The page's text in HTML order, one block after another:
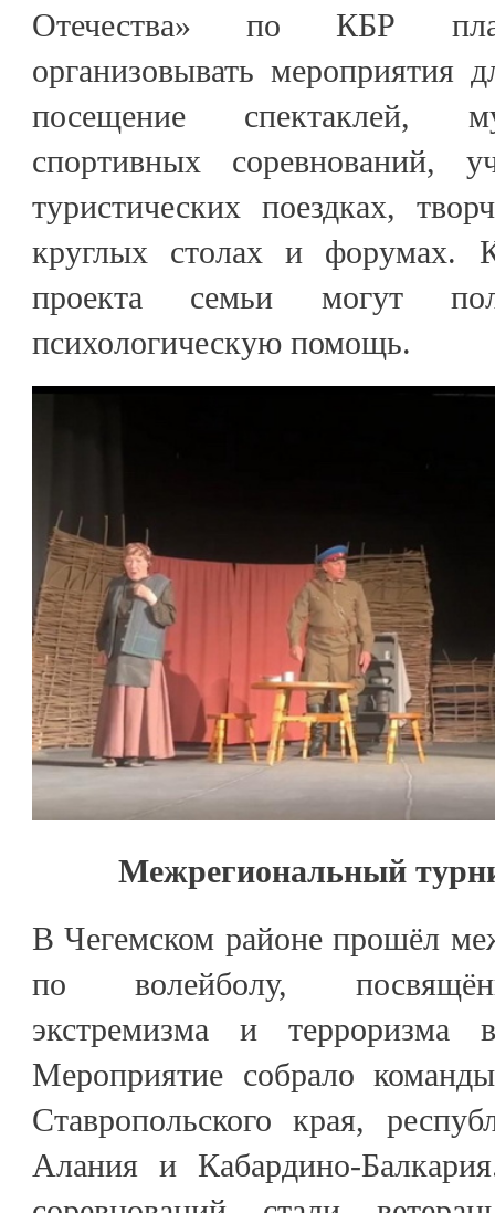
Отечества» по КБР
организовывать мероприятия
посещение спектаклей,
спортивных соревнований,
туристических поездках,
круглых столах и форумах.
проекта семьи могут
психологическую помощь.
Межрегиональный
В Чегемском районе прошёл
по волейболу,
экстремизма и терроризма
Мероприятие собрало
Ставропольского края,
Алания и Кабардино-